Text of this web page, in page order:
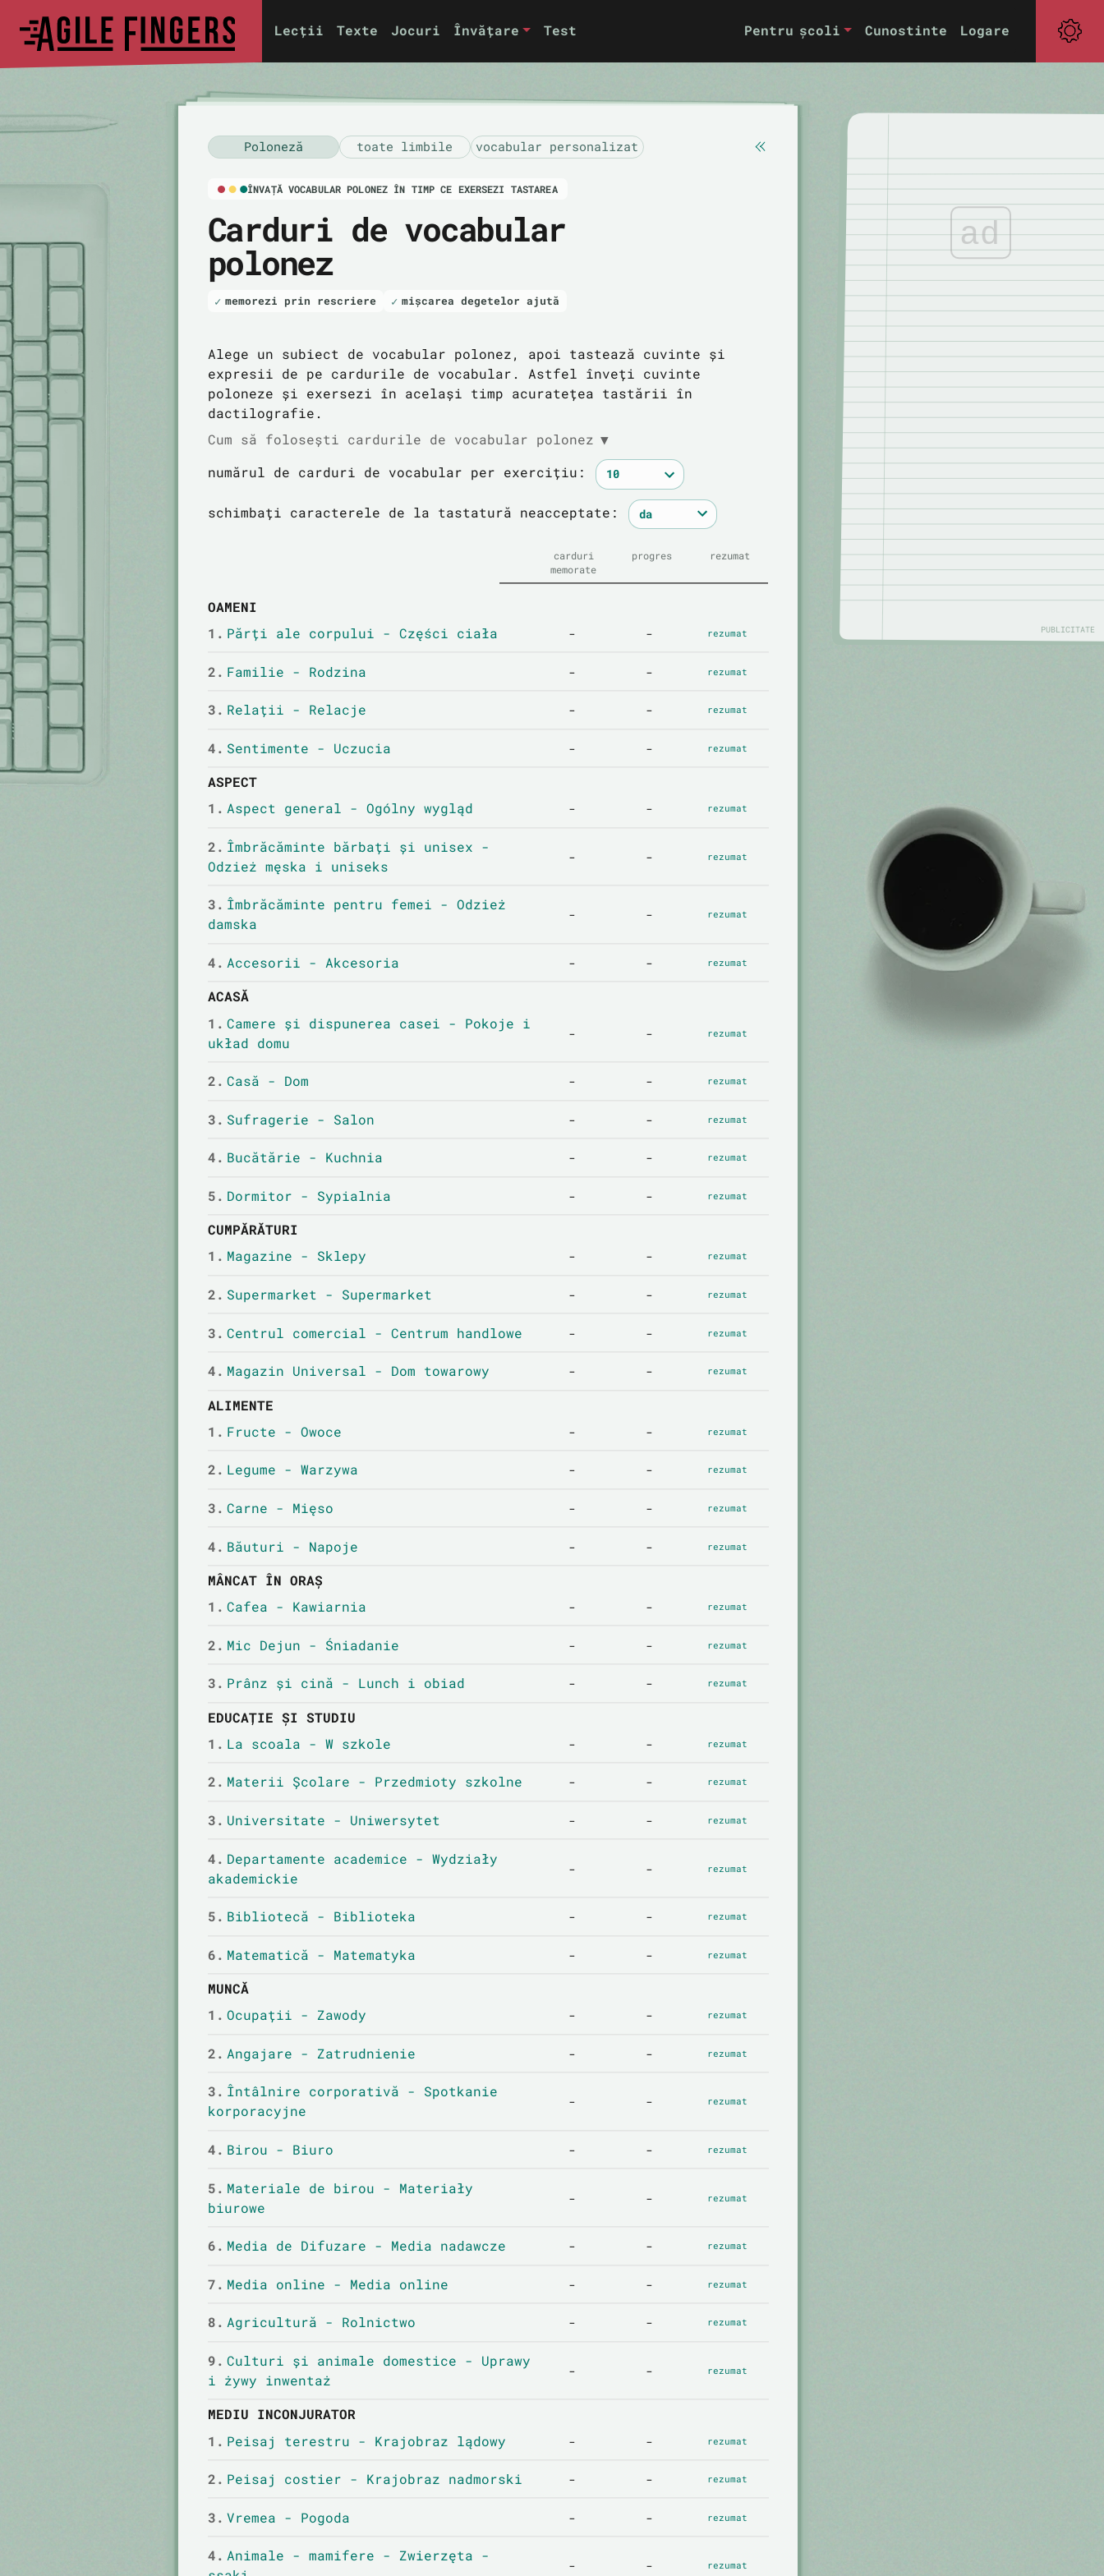
Lecții Texte Jocuri Învățare Test Pentru școli Cunostinte Logare
Poloneză toate limbile vocabular personalizat
ÎNVAȚĂ VOCABULAR POLONEZ ÎN TIMP CE EXERSEZI TASTAREA
Carduri de vocabular
polonez
memorezi prin rescriere mișcarea degetelor ajută
Alege un subiect de vocabular polonez, apoi tastează cuvinte și
expresii de pe cardurile de vocabular. Astfel înveți cuvinte
poloneze și exersezi în același timp acuratețea tastării în
dactilografie.
Cum să folosești cardurile de vocabular polonez ▼
numărul de carduri de vocabular per exercițiu:
schimbați caracterele de la tastatură neacceptate:
carduri
memorate
progres rezumat
OAMENI
1. Părți ale corpului - Części ciała - - rezumat
2. Familie - Rodzina - - rezumat
3. Relații - Relacje - - rezumat
4. Sentimente - Uczucia - - rezumat
ASPECT
1. Aspect general - Ogólny wygląd - - rezumat
2. Îmbrăcăminte bărbați și unisex -
Odzież męska i uniseks
- - rezumat
3. Îmbrăcăminte pentru femei - Odzież
damska
- - rezumat
4. Accesorii - Akcesoria - - rezumat
ACASĂ
1. Camere și dispunerea casei - Pokoje i
układ domu
- - rezumat
2. Casă - Dom - - rezumat
3. Sufragerie - Salon - - rezumat
4. Bucătărie - Kuchnia - - rezumat
5. Dormitor - Sypialnia - - rezumat
CUMPĂRĂTURI
1. Magazine - Sklepy - - rezumat
2. Supermarket - Supermarket - - rezumat
3. Centrul comercial - Centrum handlowe - - rezumat
4. Magazin Universal - Dom towarowy - - rezumat
ALIMENTE
1. Fructe - Owoce - - rezumat
2. Legume - Warzywa - - rezumat
3. Carne - Mięso - - rezumat
4. Băuturi - Napoje - - rezumat
MÂNCAT ÎN ORAȘ
1. Cafea - Kawiarnia - - rezumat
2. Mic Dejun - Śniadanie - - rezumat
3. Prânz și cină - Lunch i obiad - - rezumat
EDUCAȚIE ȘI STUDIU
1. La scoala - W szkole - - rezumat
2. Materii Școlare - Przedmioty szkolne - - rezumat
3. Universitate - Uniwersytet - - rezumat
4. Departamente academice - Wydziały
akademickie
- - rezumat
5. Bibliotecă - Biblioteka - - rezumat
6. Matematică - Matematyka - - rezumat
MUNCĂ
1. Ocupații - Zawody - - rezumat
2. Angajare - Zatrudnienie - - rezumat
3. Întâlnire corporativă - Spotkanie
korporacyjne
- - rezumat
4. Birou - Biuro - - rezumat
5. Materiale de birou - Materiały
biurowe
- - rezumat
6. Media de Difuzare - Media nadawcze - - rezumat
7. Media online - Media online - - rezumat
8. Agricultură - Rolnictwo - - rezumat
9. Culturi și animale domestice - Uprawy
i żywy inwentaż
- - rezumat
MEDIU INCONJURATOR
1. Peisaj terestru - Krajobraz lądowy - - rezumat
2. Peisaj costier - Krajobraz nadmorski - - rezumat
3. Vremea - Pogoda - - rezumat
4. Animale - mamifere - Zwierzęta -
- - rezumat
ad
PUBLICITATE